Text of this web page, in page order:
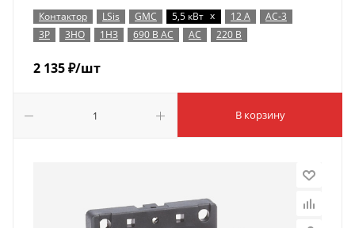
Контактор LSis GMC 5,5 кВт x 12 А
AC-3
3P
3НО 1НЗ 690 В AC AC 220 В
2 135₽/шт
В корзину